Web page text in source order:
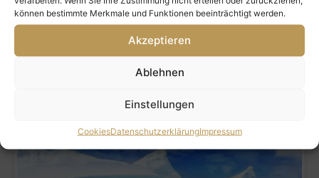
können bestimmte Merkmale und Funktionen beeinträchtigt werden.
Akzeptieren
Ablehnen
Einstellungen
CookiesDatenschutzerklärungImpressum
Island, Port Lockroy und der Lemaire-Kanal gehören
zu den Highlights, die unsere Paare nicht mehr
vergessen.
Mehr über diese einzigartigen Reiseziele erfahren
Sie hier.